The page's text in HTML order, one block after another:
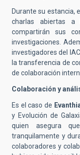
Durante su estancia,
charlas abiertas a
compartirán sus
investigaciones.
investigadores del
la transferencia de
de colaboración
Colaboración y
Es el caso de
y Evolución de
quien asegura
tranquilamente y
colaboradores y